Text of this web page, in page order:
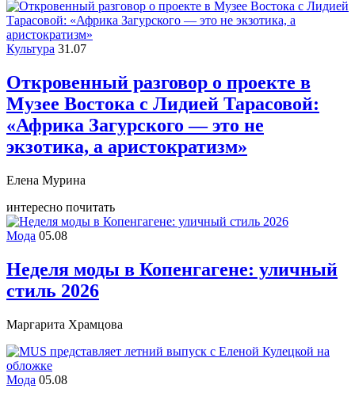
Культура 31.07
Откровенный разговор о проекте в
Музее Востока c Лидией Тарасовой:
«Африка Загурского — это не
экзотика, а аристократизм»
Елена Мурина
интересно почитать
Мода 05.08
Неделя моды в Копенгагене: уличный
стиль 2026
Маргарита Храмцова
Мода 05.08